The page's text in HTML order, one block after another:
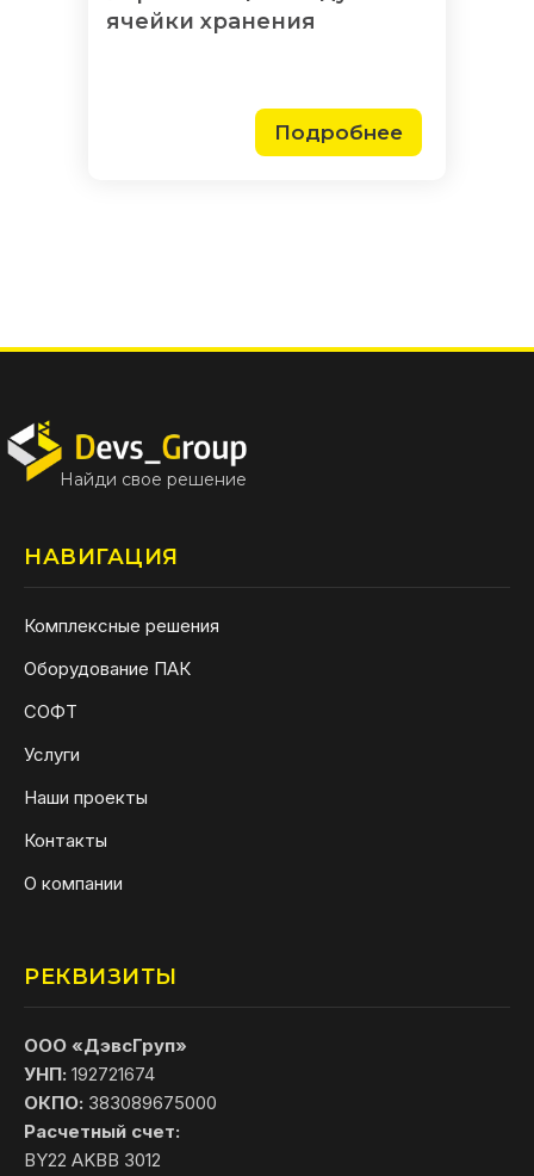
ячейки хранения
Подробнее
Найди свое решение
НАВИГАЦИЯ
Комплексные решения
Оборудование ПАК
СОФТ
Услуги
Наши проекты
Контакты
О компании
РЕКВИЗИТЫ
ООО «ДэвсГруп»
УНП: 192721674
ОКПО: 383089675000
Расчетный счет:
BY22 AKBB 3012